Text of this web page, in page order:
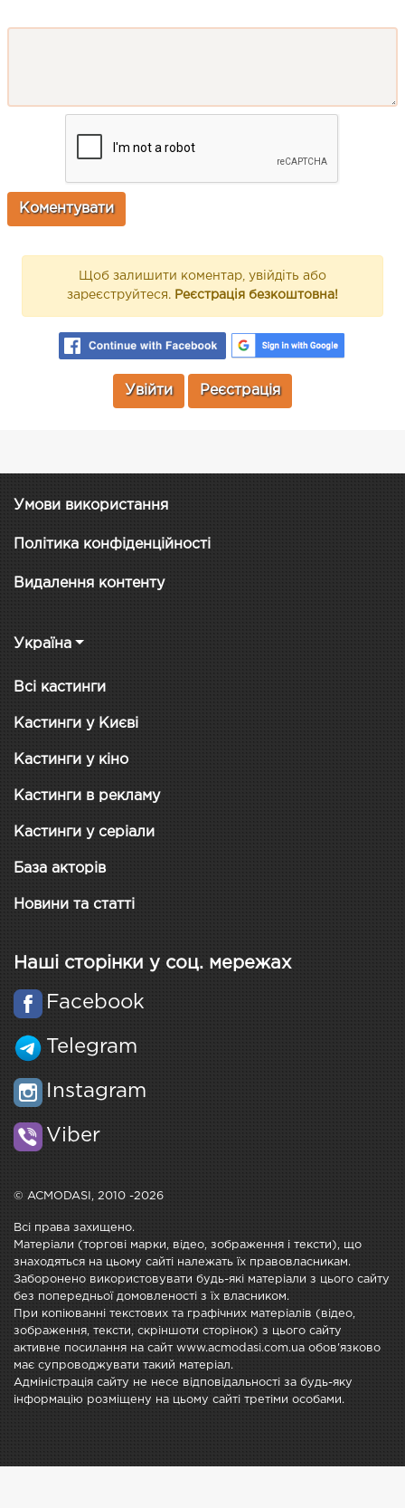
Щоб залишити коментар, увійдіть або
зареєструйтеся. Реєстрація безкоштовна!
Увійти Реєстрація
Умови використання
Політика конфіденційності
Видалення контенту
Україна
Всі кастинги
Кастинги у Києві
Кастинги у кіно
Кастинги в рекламу
Кастинги у серіали
База акторів
Новини та статті
Наші сторінки у соц. мережах
Facebook
Telegram
Instagram
Viber
© ACMODASI, 2010 -2026
Всі права захищено.
Матеріали (торгові марки, відео, зображення і тексти), що
знаходяться на цьому сайті належать їх правовласникам.
Заборонено використовувати будь-які матеріали з цього сайту
без попередньої домовленості з їх власником.
При копіюванні текстових та графічних матеріалів (відео,
зображення, тексти, скріншоти сторінок) з цього сайту
активне посилання на сайт www.acmodasi.com.ua обов'язково
має супроводжувати такий матеріал.
Адміністрація сайту не несе відповідальності за будь-яку
інформацію розміщену на цьому сайті третіми особами.